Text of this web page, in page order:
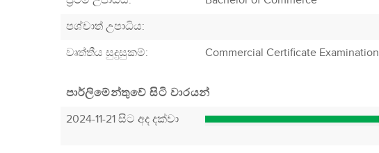
පශ්චාත් උපාධිය:
වෘත්තීය සුදුසුකම්:
Commercial Certificate Examination
පාර්ලිමේන්තුවේ සිටි වාරයන්
2024-11-21 සිට අද දක්වා